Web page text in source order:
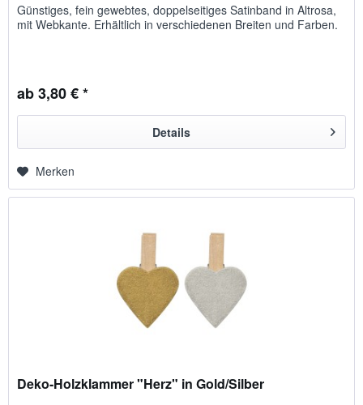
Günstiges, fein gewebtes, doppelseitiges Satinband in Altrosa,
mit Webkante. Erhältlich in verschiedenen Breiten und Farben.
ab 3,80 € *
Details
Merken
Deko-Holzklammer "Herz" in Gold/Silber